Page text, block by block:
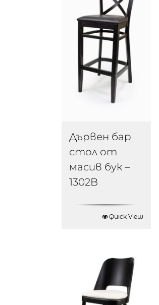
Дървен бар
стол от
масив бук –
1302B
Quick View